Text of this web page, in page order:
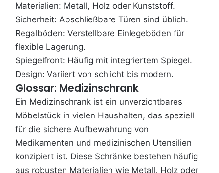
Materialien: Metall, Holz oder Kunststoff.
Sicherheit: Abschließbare Türen sind üblich.
Regalböden: Verstellbare Einlegeböden für
flexible Lagerung.
Spiegelfront: Häufig mit integriertem Spiegel.
Design: Variiert von schlicht bis modern.
Glossar: Medizinschrank
Ein Medizinschrank ist ein unverzichtbares
Möbelstück in vielen Haushalten, das speziell
für die sichere Aufbewahrung von
Medikamenten und medizinischen Utensilien
konzipiert ist. Diese Schränke bestehen häufig
aus robusten Materialien wie Metall, Holz oder